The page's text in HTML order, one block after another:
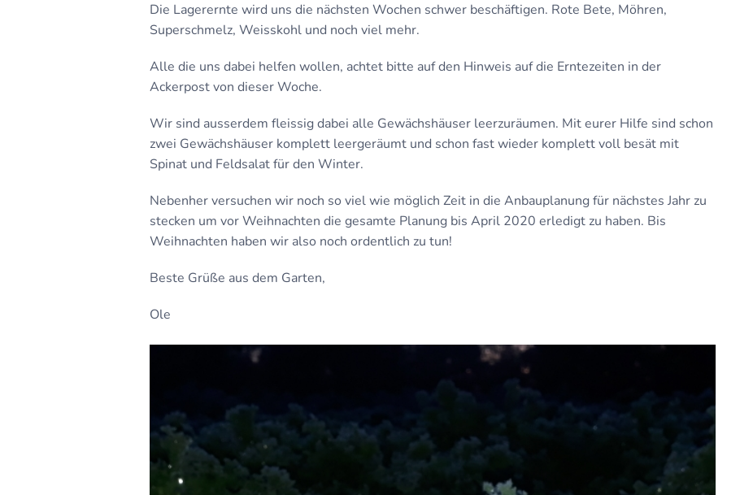
Die Lagerernte wird uns die nächsten Wochen schwer beschäftigen. Rote Bete, Möhren,
Superschmelz, Weisskohl und noch viel mehr.
Alle die uns dabei helfen wollen, achtet bitte auf den Hinweis auf die Erntezeiten in der
Ackerpost von dieser Woche.
Wir sind ausserdem fleissig dabei alle Gewächshäuser leerzuräumen. Mit eurer Hilfe sind schon
zwei Gewächshäuser komplett leergeräumt und schon fast wieder komplett voll besät mit
Spinat und Feldsalat für den Winter.
Nebenher versuchen wir noch so viel wie möglich Zeit in die Anbauplanung für nächstes Jahr zu
stecken um vor Weihnachten die gesamte Planung bis April 2020 erledigt zu haben. Bis
Weihnachten haben wir also noch ordentlich zu tun!
Beste Grüße aus dem Garten,
Ole